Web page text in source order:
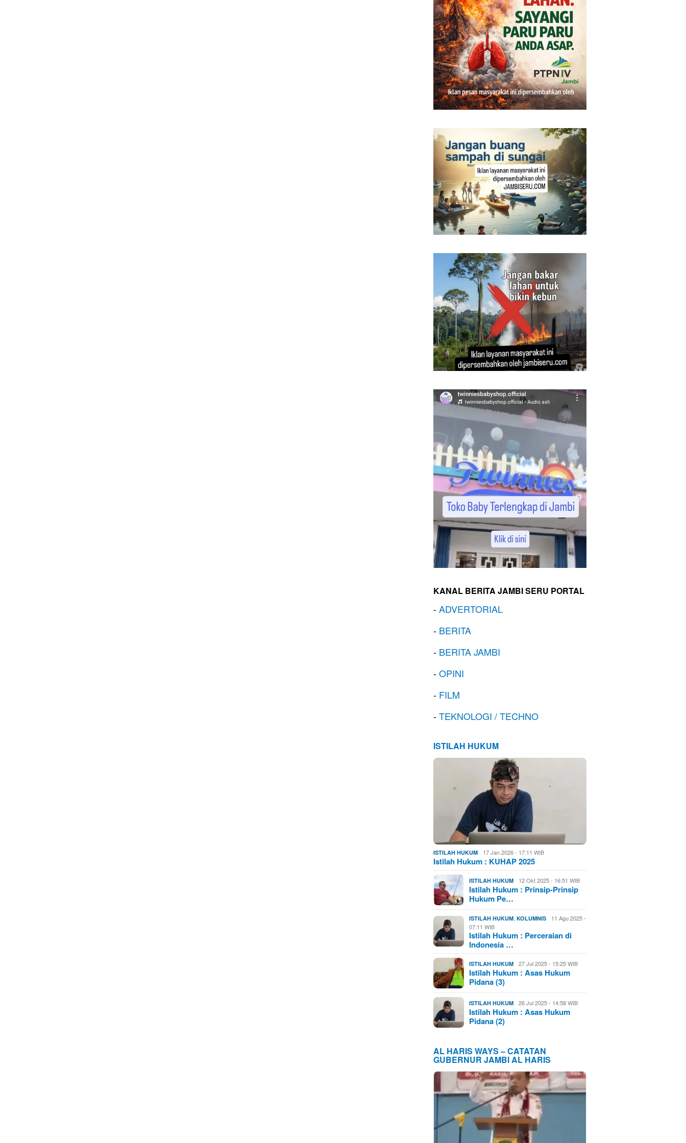
KANAL BERITA JAMBI SERU PORTAL
-ADVERTORIAL
- BERITA
- BERITA JAMBI
-OPINI
- FILM
-TEKNOLOGI / TECHNO
ISTILAH HUKUM
ISTILAH HUKUM 17 Jan 2026 - 17:11 WIB
Istilah Hukum : KUHAP 2025
ISTILAH HUKUM 12 Okt 2025 - 16:51 WIB
Istilah Hukum : Prinsip-Prinsip
Hukum Pe…
ISTILAH HUKUM ,KOLUMNIS
11 Agu 2025 -
07:11 WIB
Istilah Hukum : Perceraian di
Indonesia …
ISTILAH HUKUM 27 Jul 2025 - 15:25 WIB
Istilah Hukum : Asas Hukum
Pidana (3)
ISTILAH HUKUM 26 Jul 2025 - 14:58 WIB
Istilah Hukum : Asas Hukum
Pidana (2)
AL HARIS WAYS – CATATAN
GUBERNUR JAMBI AL HARIS